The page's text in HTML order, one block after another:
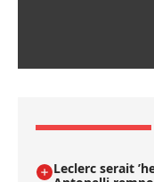
Leclerc serait